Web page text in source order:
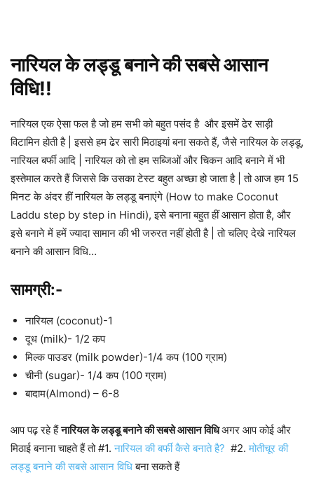
नारियल के लड्डू बनाने की सबसे आसान
विधि!!
नारियल एक ऐसा फल है जो हम सभी को बहुत पसंद है और इसमें ढेर साड़ी
विटामिन होती है | इससे हम ढेर सारी मिठाइयां बना सकते हैं, जैसे नारियल के लड्डू,
नारियल बर्फी आदि | नारियल को तो हम सब्जिओं और चिकन आदि बनाने में भी
इस्तेमाल करते हैं जिससे कि उसका टेस्ट बहुत अच्छा हो जाता है | तो आज हम 15
मिनट के अंदर हीं नारियल के लड्डू बनाएंगे (How to make Coconut
Laddu step by step in Hindi), इसे बनाना बहुत हीं आसान होता है, और
इसे बनाने में हमें ज्यादा सामान की भी जरुरत नहीं होती है | तो चलिए देखे नारियल
बनाने की आसान विधि…
सामग्री:-
नारियल (coconut)-1
दूध (milk)- 1/2 कप
मिल्क पाउडर (milk powder)-1/4 कप (100 ग्राम)
चीनी (sugar)- 1/4 कप (100 ग्राम)
बादाम(Almond) – 6-8
आप पढ़ रहे हैंनारियल के लड्डू बनाने की सबसे आसान विधिअगर आप कोई और
मिठाई बनाना चाहते हैं तो #1.नारियल की बर्फी कैसे बनाते है? #2.मोतीचूर की
लड्डू बनाने की सबसे आसान विधिबना सकते हैं